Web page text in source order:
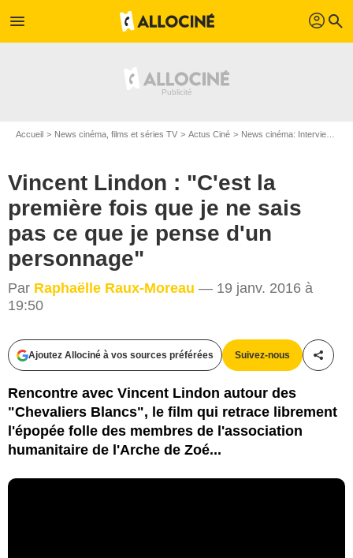
menu profil search
Accueil News cinéma, films et séries TV Actus Ciné News cinéma: Interviews
Vincent Lindon : "C'est la
première fois que je ne sais
pas ce que je pense d'un
personnage"
Par Raphaëlle Raux-Moreau — 19 janv. 2016 à
19:50
Ajoutez Allociné à vos sources préférées Suivez-nous
Rencontre avec Vincent Lindon autour des
"Chevaliers Blancs", le film qui retrace librement
l'épopée folle des membres de l'association
humanitaire de l'Arche de Zoé...